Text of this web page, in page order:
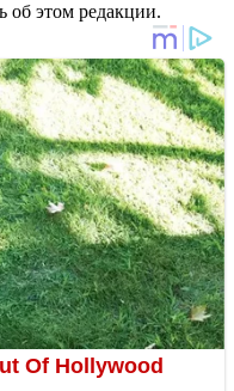
об этом редакции.